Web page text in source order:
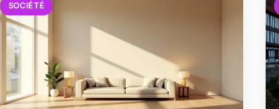
SOCIÉTÉ